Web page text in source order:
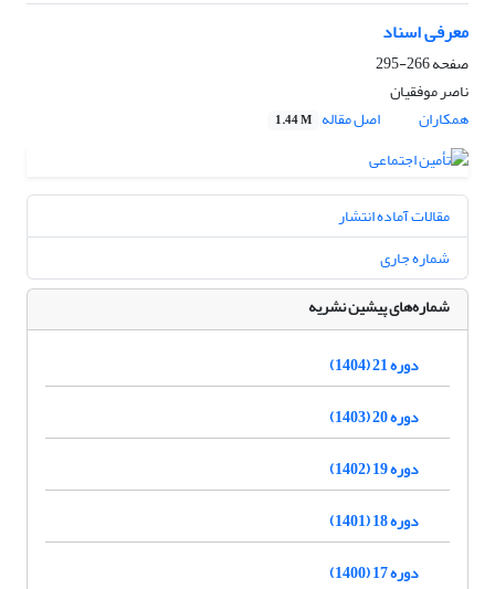
معرفی اسناد
صفحه266-295
ناصر موفقیان
همکاران
اصل مقاله 1.44 M
مقالات آماده انتشار
شماره جاری
شماره‌های پیشین نشریه
دوره 21 (1404)
دوره 20 (1403)
دوره 19 (1402)
دوره 18 (1401)
دوره 17 (1400)